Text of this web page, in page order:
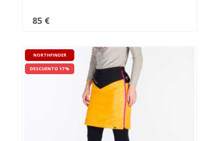
85 €
NORTHFINDER
DESCUENTO 17 %